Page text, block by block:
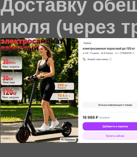
Доставку
июля (через